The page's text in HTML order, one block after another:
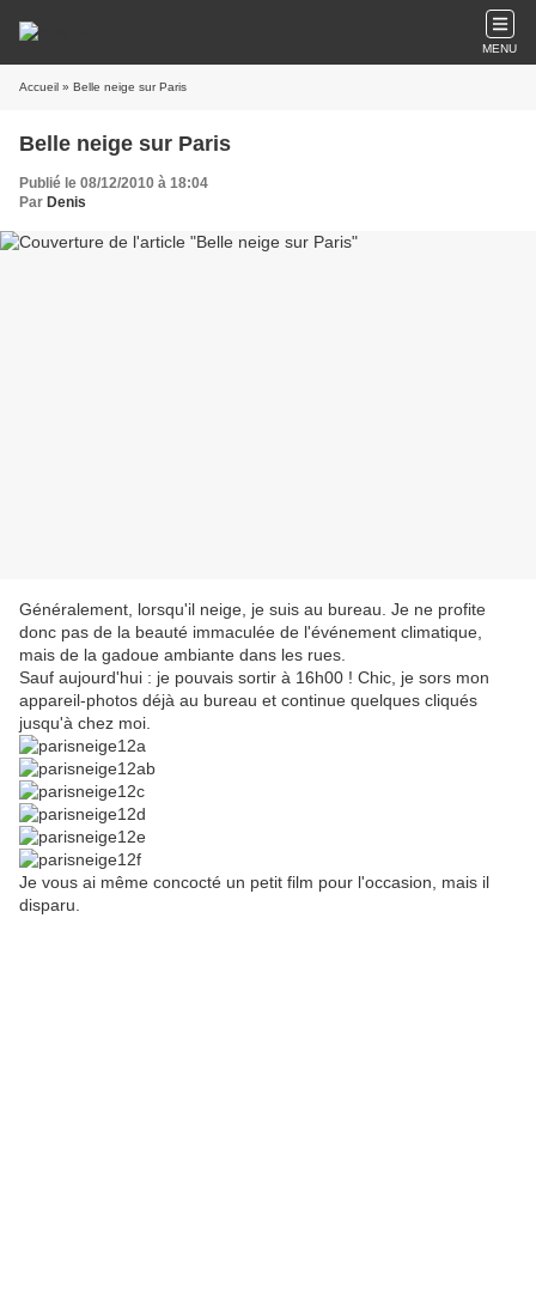
MENU
Accueil » Belle neige sur Paris
Belle neige sur Paris
Publié le 08/12/2010 à 18:04
Par Denis
Généralement, lorsqu'il neige, je suis au bureau. Je ne profite
donc pas de la beauté immaculée de l'événement climatique,
mais de la gadoue ambiante dans les rues.
Sauf aujourd'hui : je pouvais sortir à 16h00 ! Chic, je sors mon
appareil-photos déjà au bureau et continue quelques cliqués
jusqu'à chez moi.
Je vous ai même concocté un petit film pour l'occasion, mais il
disparu.